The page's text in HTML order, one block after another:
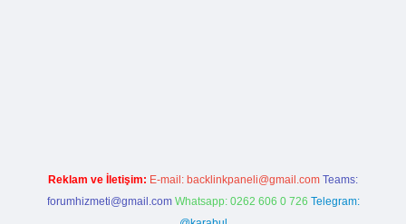
Reklam ve İletişim: E-mail: backlinkpaneli@gmail.com Teams:
forumhizmeti@gmail.com Whatsapp: 0262 606 0 726 Telegram: